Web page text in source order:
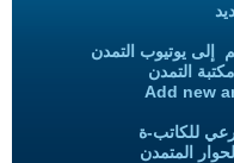
إلى يوتيوب التمدن
التمدن
Add new
للكاتب-ة
المتمدن